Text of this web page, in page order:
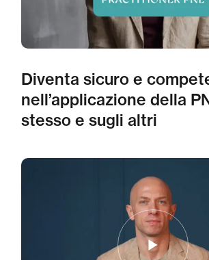
Diventa sicuro e
nell’applicazione della
stesso e sugli altri